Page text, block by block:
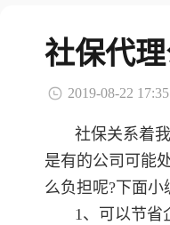
社保代
2019-08-22
社保关系着
是有的公司可能
么负担呢?下面小
1、可以节省